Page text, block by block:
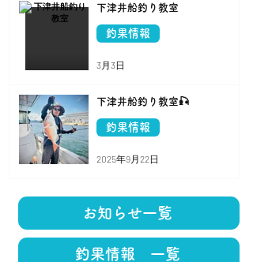
下津井船釣り教室
釣果情報
3月3日
下津井船釣り教室🎣
釣果情報
2025年9月22日
お知らせ一覧
釣果情報 一覧